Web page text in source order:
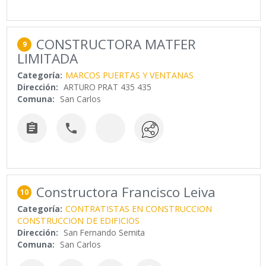
9 CONSTRUCTORA MATFER
LIMITADA
Categoría: MARCOS PUERTAS Y VENTANAS
Dirección: ARTURO PRAT 435 435
Comuna: San Carlos
 
10 Constructora Francisco Leiva
Categoría: CONTRATISTAS EN CONSTRUCCION
CONSTRUCCION DE EDIFICIOS
Dirección: San Fernando Semita
Comuna: San Carlos